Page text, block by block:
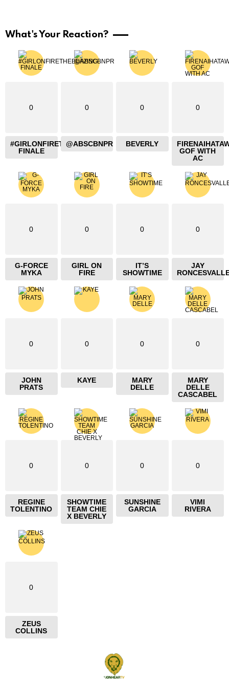
What's Your Reaction?
0
#GIRLONFIRETHEBLAZING
FINALE
0
@ABSCBNPR
0
BEVERLY
0
GOF WITH
AC
0
G-FORCE
MYKA
0
GIRL ON
FIRE
0
IT’S
SHOWTIME
0
JAY
0
JOHN
PRATS
0
KAYE
0
MARY
DELLE
0
MARY
DELLE
CASCABEL
0
REGINE
TOLENTINO
0
SHOWTIME
TEAM CHIE
X BEVERLY
0
SUNSHINE
GARCIA
0
VIMI
RIVERA
0
ZEUS
COLLINS